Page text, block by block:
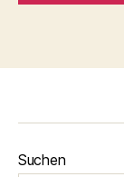
Suchen